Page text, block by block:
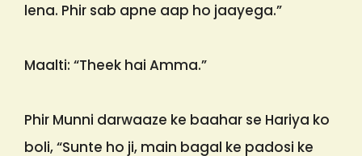
lena. Phir sab apne aap ho jaayega.”
Maalti: “Theek hai Amma.”
Phir Munni darwaaze ke baahar se Hariya ko
boli, “Sunte ho ji, main bagal ke padosi ke